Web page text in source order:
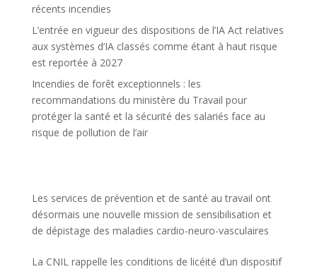
récents incendies
L’entrée en vigueur des dispositions de l’IA Act relatives
aux systèmes d’IA classés comme étant à haut risque
est reportée à 2027
Incendies de forêt exceptionnels : les
recommandations du ministère du Travail pour
protéger la santé et la sécurité des salariés face au
risque de pollution de l’air
Les services de prévention et de santé au travail ont
désormais une nouvelle mission de sensibilisation et
de dépistage des maladies cardio-neuro-vasculaires
La CNIL rappelle les conditions de licéité d’un dispositif